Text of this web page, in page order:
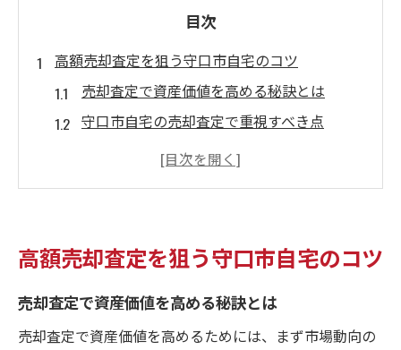
目次
高額売却査定を狙う守口市自宅のコツ
売却査定で資産価値を高める秘訣とは
守口市自宅の売却査定で重視すべき点
高額売却査定を得るための準備と流れ
売却査定をもとにした資産価値向上の方法
資産価値を高める売却査定の具体策と効果
売却査定を活用したリフォームの考え方
高額売却査定を狙う守口市自宅のコツ
売却査定で資産価値を高める秘訣とは
売却査定で資産価値を高めるためには、まず市場動向の